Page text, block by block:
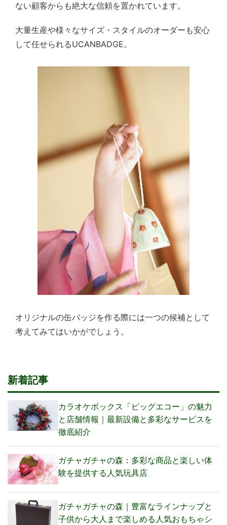
ない顧客からも絶大な信頼を置かれています。
大量生産や様々なサイズ・スタイルのオーダーも安心
して任せられるUCANBADGE。
オリジナルの缶バッジを作る際には一つの候補として
考えてみてはいかがでしょう。
新着記事
カラオケボックス「ビッグエコー」の魅力
と店舗情報｜最新設備と多彩なサービスを
徹底紹介
ガチャガチャの森：多彩な商品と楽しい体
験を提供する人気玩具店
ガチャガチャの森｜豊富なラインナップと
子供から大人まで楽しめる人気おもちゃシ